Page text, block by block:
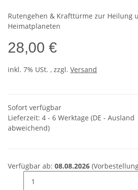
Rutengehen & Krafttürme zur Heilung
Heimatplaneten
28,00 €
inkl. 7% USt. , zzgl. Versand
Sofort verfügbar
Lieferzeit: 4 - 6 Werktage (DE - Ausland
abweichend)
Verfügbar ab: 08.08.2026